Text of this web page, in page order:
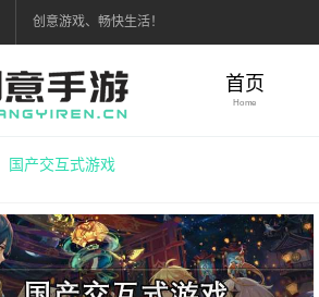
创意游戏、畅快生活！
首页
Home
国产交互式游戏